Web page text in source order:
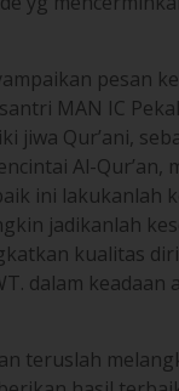
pesan
jiwa Qur’ani,
Al-Qur’an,
ini lakukanlah
jadikanlah
kualitas
dalam keadaan
teruslah